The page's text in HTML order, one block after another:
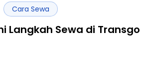
Cara Sewa
Langkah Sewa di Transgo